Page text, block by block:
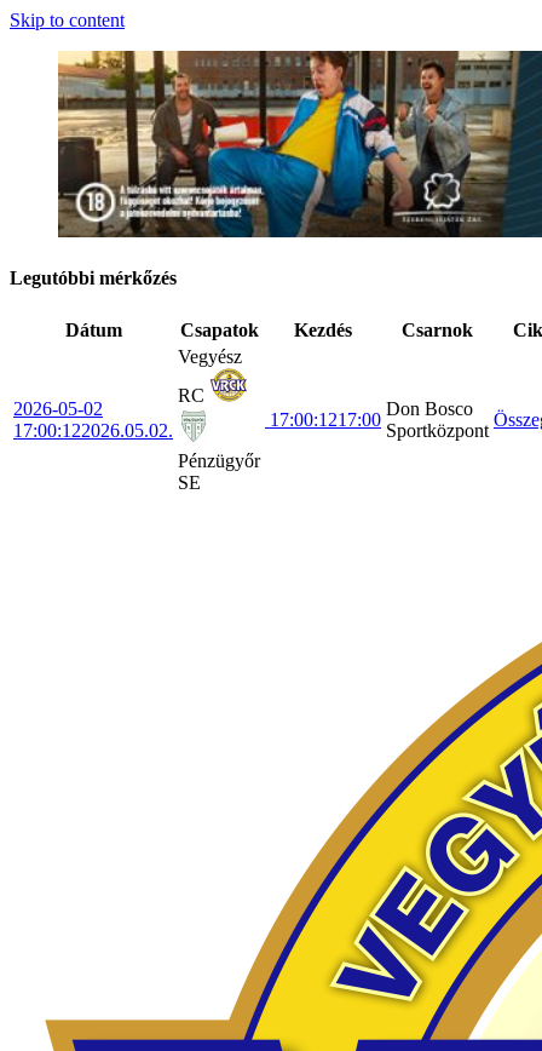
Skip to content
Legutóbbi mérkőzés
Dátum Csapatok Kezdés Csarnok
2026-05-02
17:00:122026.05.02.
Vegyész
RC
Pénzügyőr
SE
17:00:1217:00
Don Bosco
Sportközpont